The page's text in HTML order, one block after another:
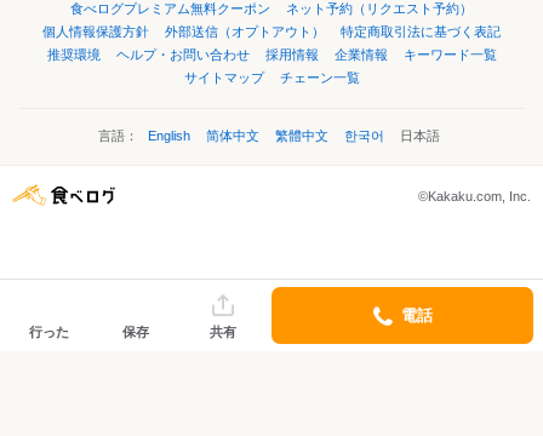
食べログプレミアム無料クーポン
ネット予約（リクエスト予約）
個人情報保護方針
外部送信（オプトアウト）
特定商取引法に基づく表記
推奨環境
ヘルプ・お問い合わせ 採用情報 企業情報
キーワード一覧
サイトマップ
チェーン一覧
言語： English 简体中文 繁體中文 한국어 日本語
©Kakaku.com, Inc.
行った 保存 共有
電話